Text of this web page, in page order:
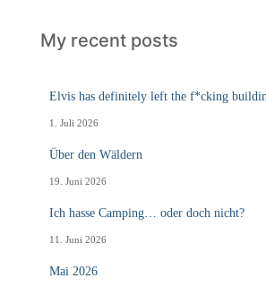
My recent posts
Elvis has definitely left the f*cking
1. Juli 2026
Über den Wäldern
19. Juni 2026
Ich hasse Camping… oder doch nicht?
11. Juni 2026
Mai 2026